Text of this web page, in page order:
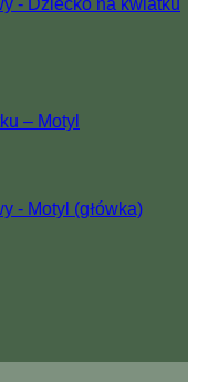
– Motyl